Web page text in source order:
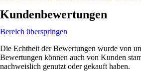
Kundenbewertungen
Bereich überspringen
Die Echtheit der Bewertungen wurde von
Bewertungen können auch von Kunden
nachweislich genutzt oder gekauft haben.